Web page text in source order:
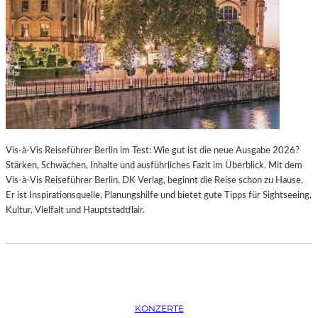
K
T
I
O
N
M
I
T
H
M
B
U
R
O
S
O
P
E
R
I
N
M
Ü
C
H
E
N
P
Vis-à-Vis Reiseführer Berlin im Test: Wie gut ist die neue Ausgabe 2026?
Stärken, Schwächen, Inhalte und ausführliches Fazit im Überblick. Mit dem
Vis-à-Vis Reiseführer Berlin, DK Verlag, beginnt die Reise schon zu Hause.
Er ist Inspirationsquelle, Planungshilfe und bietet gute Tipps für Sightseeing,
Kultur, Vielfalt und Hauptstadtflair.
KONZERTE